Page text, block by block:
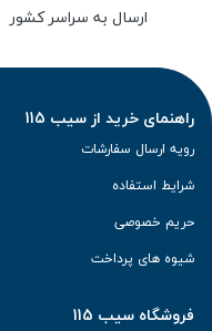
ارسال به سراسر کشور
راهنمای خرید از سیب 115
رویه ارسال سفارشات
شرایط استفاده
حریم خصوصی
شیوه های پرداخت
فروشگاه سیب 115